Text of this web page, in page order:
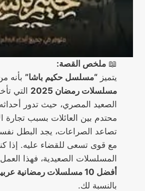
📖 ملخص القصة:
يتميز “مسلسل حكيم باشا” بأنه
مسلسلات رمضان 2025
التي
الصعيد المصري، حيث تدور
محتدم بين العائلات بسبب تجارة
تصاعد الصراعات، يجد البطل
مع قوى تسعى للقضاء عليه.
المسلسلات الصعيدية، فهذا
أفضل 10 مسلسلات رمضانية عربية 2025
بالنسبة لك.